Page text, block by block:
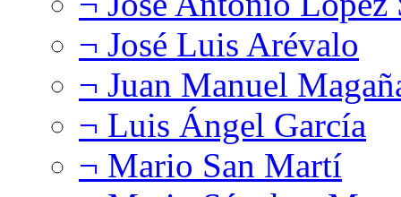
¬ José Luis Arévalo
¬ Juan Manuel
¬ Luis Ángel García
¬ Mario San Martí